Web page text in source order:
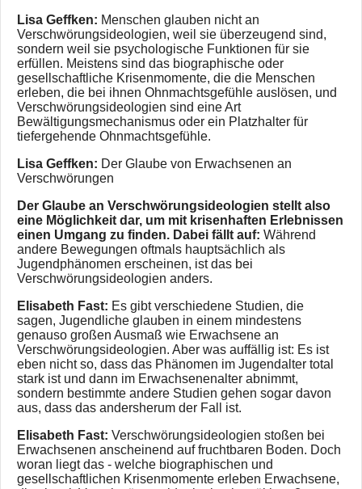
Lisa Geffken: Menschen glauben nicht an
Verschwörungsideologien, weil sie überzeugend sind,
sondern weil sie psychologische Funktionen für sie
erfüllen. Meistens sind das biographische oder
gesellschaftliche Krisenmomente, die die Menschen
erleben, die bei ihnen Ohnmachtsgefühle auslösen, und
Verschwörungsideologien sind eine Art
Bewältigungsmechanismus oder ein Platzhalter für
tiefergehende Ohnmachtsgefühle.
Lisa Geffken: Der Glaube von Erwachsenen an
Verschwörungen
Der Glaube an Verschwörungsideologien stellt also
eine Möglichkeit dar, um mit krisenhaften Erlebnissen
einen Umgang zu finden. Dabei fällt auf: Während
andere Bewegungen oftmals hauptsächlich als
Jugendphänomen erscheinen, ist das bei
Verschwörungsideologien anders.
Elisabeth Fast: Es gibt verschiedene Studien, die
sagen, Jugendliche glauben in einem mindestens
genauso großen Ausmaß wie Erwachsene an
Verschwörungsideologien. Aber was auffällig ist: Es ist
eben nicht so, dass das Phänomen im Jugendalter total
stark ist und dann im Erwachsenenalter abnimmt,
sondern bestimmte andere Studien gehen sogar davon
aus, dass das andersherum der Fall ist.
Elisabeth Fast: Verschwörungsideologien stoßen bei
Erwachsenen anscheinend auf fruchtbaren Boden. Doch
woran liegt das - welche biographischen und
gesellschaftlichen Krisenmomente erleben Erwachsene,